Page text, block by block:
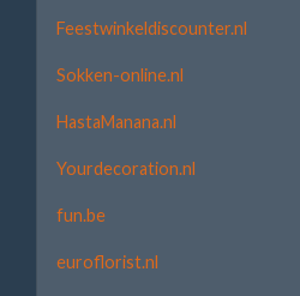
Feestwinkeldiscounter.nl
Sokken-online.nl
HastaManana.nl
Yourdecoration.nl
fun.be
euroflorist.nl